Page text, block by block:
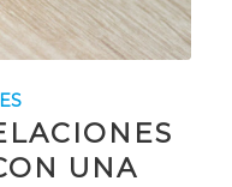
UNA